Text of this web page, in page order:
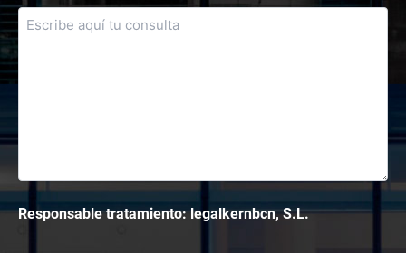
Responsable tratamiento: legalkernbcn, S.L.